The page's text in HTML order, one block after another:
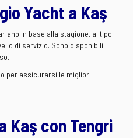
Yacht a Kaş
in base alla stagione, al tipo
di servizio. Sono disponibili
per assicurarsi le migliori
Kaş con Tengri